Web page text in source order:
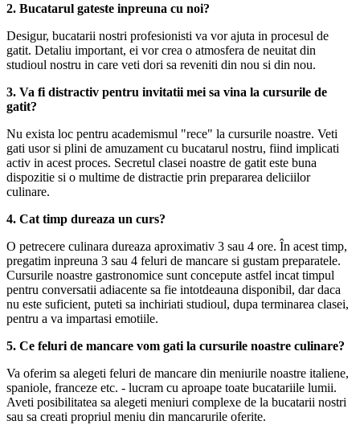
2. Bucatarul gateste inpreuna cu noi?
Desigur, bucatarii nostri profesionisti va vor ajuta in procesul de
gatit. Detaliu important, ei vor crea o atmosfera de neuitat din
studioul nostru in care veti dori sa reveniti din nou si din nou.
3. Va fi distractiv pentru invitatii mei sa vina la cursurile de
gatit?
Nu exista loc pentru academismul "rece" la cursurile noastre. Veti
gati usor si plini de amuzament cu bucatarul nostru, fiind implicati
activ in acest proces. Secretul clasei noastre de gatit este buna
dispozitie si o multime de distractie prin prepararea deliciilor
culinare.
4. Cat timp dureaza un curs?
O petrecere culinara dureaza aproximativ 3 sau 4 ore. În acest timp,
pregatim inpreuna 3 sau 4 feluri de mancare si gustam preparatele.
Cursurile noastre gastronomice sunt concepute astfel incat timpul
pentru conversatii adiacente sa fie intotdeauna disponibil, dar daca
nu este suficient, puteti sa inchiriati studioul, dupa terminarea clasei,
pentru a va impartasi emotiile.
5. Ce feluri de mancare vom gati la cursurile noastre culinare?
Va oferim sa alegeti feluri de mancare din meniurile noastre italiene,
spaniole, franceze etc. - lucram cu aproape toate bucatariile lumii.
Aveti posibilitatea sa alegeti meniuri complexe de la bucatarii nostri
sau sa creati propriul meniu din mancarurile oferite.